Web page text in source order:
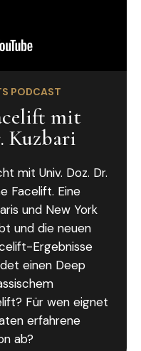
PODCAST
mit
Kuzbari
mit Univ. Doz. Dr.
Facelift. Eine
und New York
und die neuen
Ergebnisse
einen Deep
Für wen eignet
erfahrene
ab?